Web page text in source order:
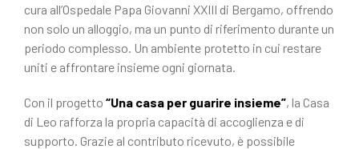
cura all’Ospedale Papa Giovanni XXIII di Bergamo, offrendo
non solo un alloggio, ma un punto di riferimento durante un
periodo complesso. Un ambiente protetto in cui restare
uniti e affrontare insieme ogni giornata.
Con il progetto “Una casa per guarire insieme”, la Casa
di Leo rafforza la propria capacità di accoglienza e di
supporto. Grazie al contributo ricevuto, è possibile